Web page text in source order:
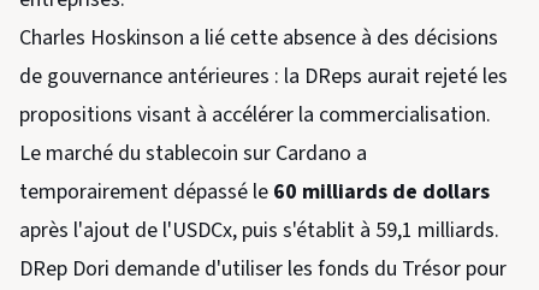
Charles Hoskinson a lié cette absence à des décisions
de gouvernance antérieures : la DReps aurait rejeté les
propositions visant à accélérer la commercialisation.
Le marché du stablecoin sur Cardano a
temporairement dépassé le 60 milliards de dollars
après l'ajout de l'USDCx, puis s'établit à 59,1 milliards.
DRep Dori demande d'utiliser les fonds du Trésor pour